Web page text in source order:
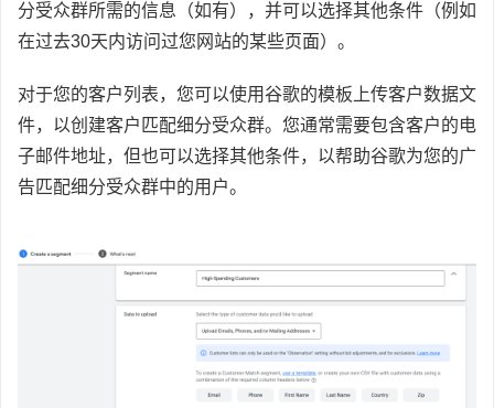
分受众群所需的信息（如有），并可以选择其他条件（例如
在过去30天内访问过您网站的某些页面）。
对于您的客户列表，您可以使用谷歌的模板上传客户数据文
件，以创建客户匹配细分受众群。您通常需要包含客户的电
子邮件地址，但也可以选择其他条件，以帮助谷歌为您的广
告匹配细分受众群中的用户。